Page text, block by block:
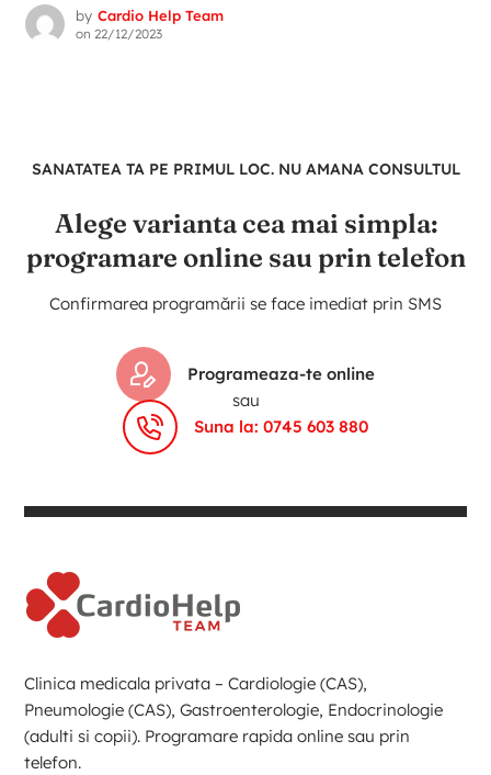
by Cardio Help Team
on 22/12/2023
SANATATEA TA PE PRIMUL LOC. NU AMANA CONSULTUL
Alege varianta cea mai simpla:
programare online sau prin telefon
Confirmarea programării se face imediat prin SMS
Programeaza-te online
sau
Suna la: 0745 603 880
Clinica medicala privata – Cardiologie (CAS),
Pneumologie (CAS), Gastroenterologie, Endocrinologie
(adulti si copii). Programare rapida online sau prin
telefon.